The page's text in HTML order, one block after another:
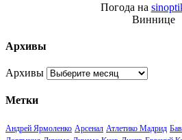
Погода на
Виннице
Архивы
Архивы
Метки
Андрей Ярмоленко Арсенал Атлетико Мадрид